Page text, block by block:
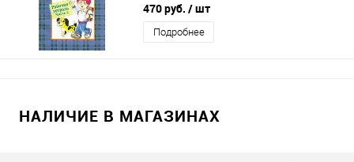
470 руб. / шт
Подробнее
НАЛИЧИЕ В МАГАЗИНАХ